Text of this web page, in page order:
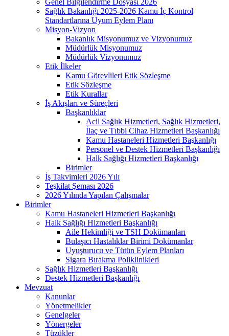
Sağlık Bakanlığı 2025-2026 Kamu İç Kontrol
Standartlarına Uyum Eylem Planı
Misyon-Vizyon
Bakanlık Misyonumuz ve Vizyonumuz
Müdürlük Misyonumuz
Müdürlük Vizyonumuz
Etik İlkeler
Kamu Görevlileri Etik Sözleşme
Etik Sözleşme
Etik Kurallar
İş Akışları ve Süreçleri
Başkanlıklar
Acil Sağlık Hizmetleri, Sağlık Hizmetleri,
İlaç ve Tıbbi Cihaz Hizmetleri Başkanlığı
Kamu Hastaneleri Hizmetleri Başkanlığı
Personel ve Destek Hizmetleri Başkanlığı
Halk Sağlığı Hizmetleri Başkanlığı
Birimler
İş Takvimleri 2026 Yılı
Teşkilat Şeması 2026
2026 Yılında Yapılan Çalışmalar
Birimler
Kamu Hastaneleri Hizmetleri Başkanlığı
Halk Sağlığı Hizmetleri Başkanlığı
Aile Hekimliği ve TSH Dokümanları
Bulaşıcı Hastalıklar Birimi Dokümanlar
Uyuşturucu ve Tütün Eylem Planları
Sigara Bırakma Poliklinikleri
Sağlık Hizmetleri Başkanlığı
Destek Hizmetleri Başkanlığı
Mevzuat
Kanunlar
Yönetmelikler
Genelgeler
Yönergeler
Tüzükler